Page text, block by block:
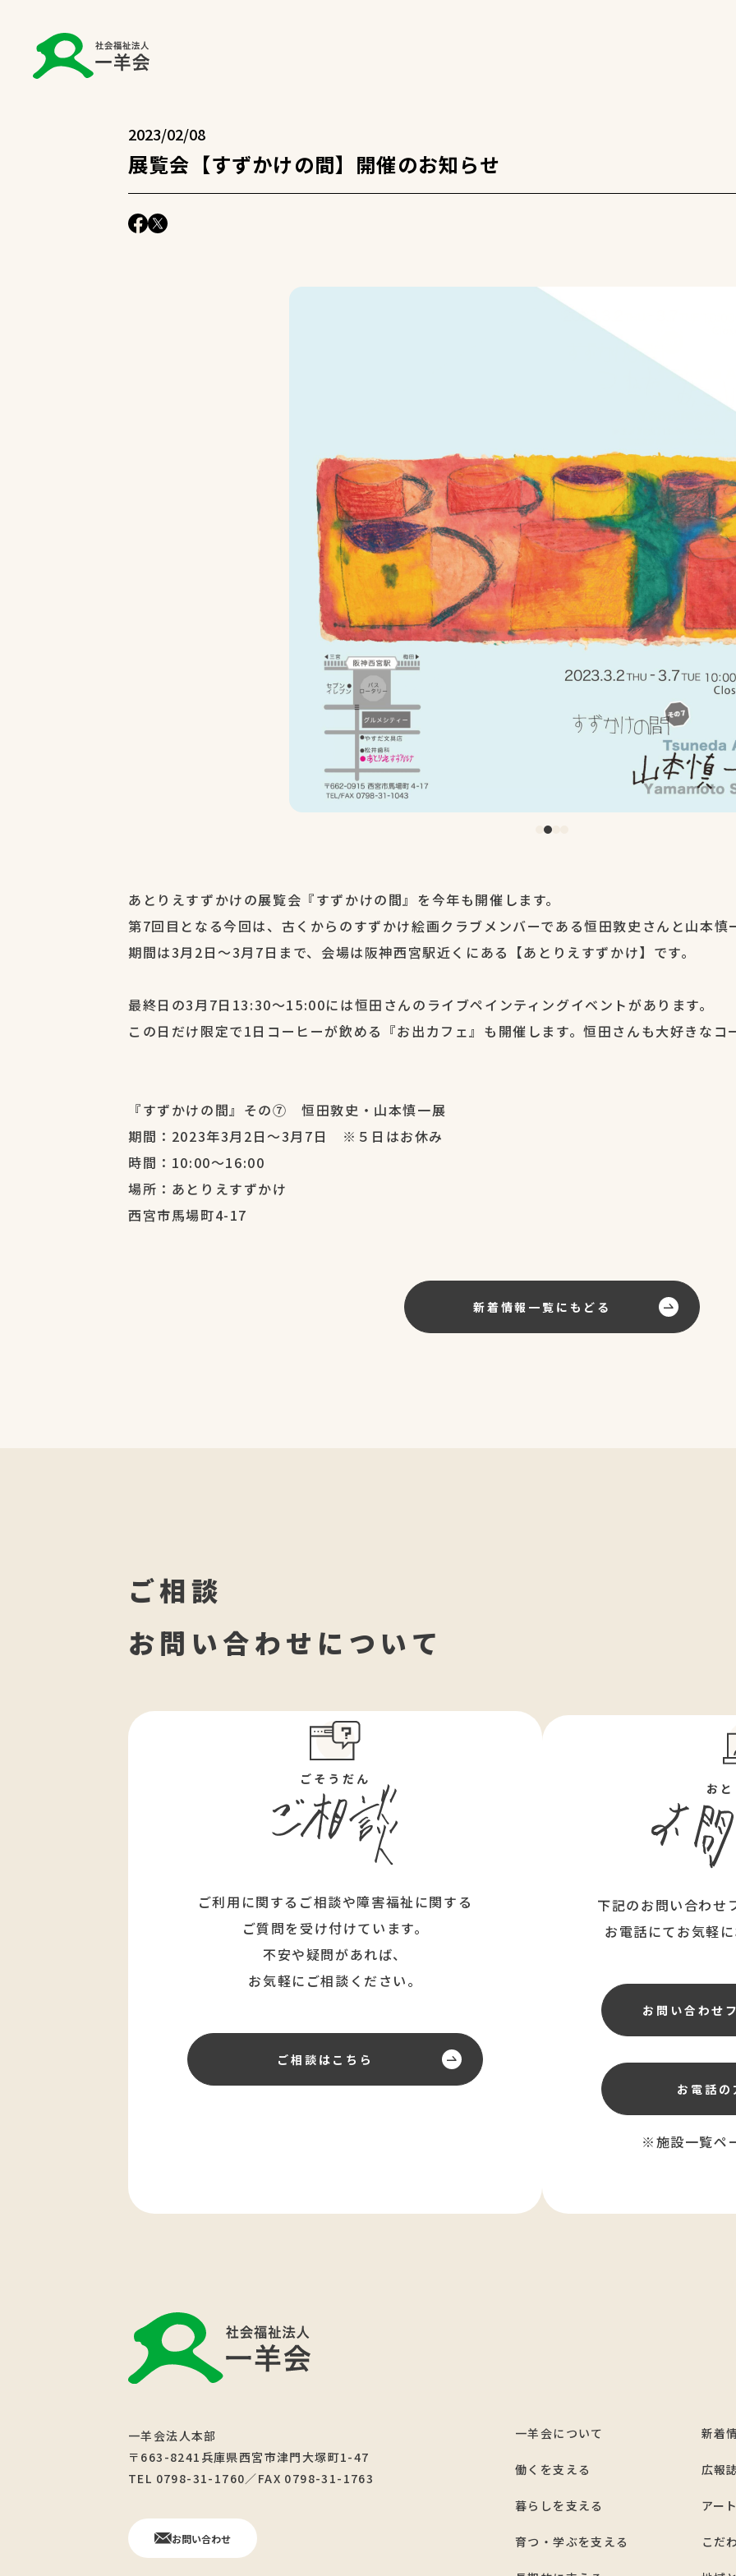
2023/02/08
展覧会【すずかけの間】開催のお知らせ
あとりえすずかけの展覧会『すずかけの間』を今年も開催します。
第7回目となる今回は、古くからのすずかけ絵画クラブメンバーである恒田敦史さんと山本慎
期間は3月2日～3月7日まで、会場は阪神西宮駅近くにある【あとりえすずかけ】です。
最終日の3月7日13:30～15:00には恒田さんのライブペインティングイベントがあります。
この日だけ限定で1日コーヒーが飲める『お出カフェ』も開催します。恒田さんも大好きな
『すずかけの間』その⑦ 恒田敦史・山本慎一展
期間：2023年3月2日～3月7日 ※５日はお休み
時間：10:00～16:00
場所：あとりえすずかけ
西宮市馬場町4-17
新着情報一覧にもどる
ご相談
お問い合わせについて
ごそうだん
ご利用に関するご相談や障害福祉に関する
ご質問を受け付けています。
不安や疑問があれば、
お気軽にご相談ください。
ご相談はこちら
お
下記のお問い合わせ
お電話にてお気軽
お問い合わせ
お電話
※施設一覧ペ
一羊会法人本部
〒663-8241兵庫県西宮市津門大塚町1-47
TEL 0798-31-1760／FAX 0798-31-1763
お問い合わせ
一羊会について
働くを支える
暮らしを支える
育つ・学ぶを支える
新着
広報
アー
こだ